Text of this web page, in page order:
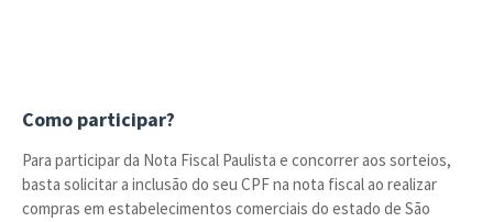
Como participar?
Para participar da Nota Fiscal Paulista e concorrer aos sorteios,
basta solicitar a inclusão do seu CPF na nota fiscal ao realizar
compras em estabelecimentos comerciais do estado de São